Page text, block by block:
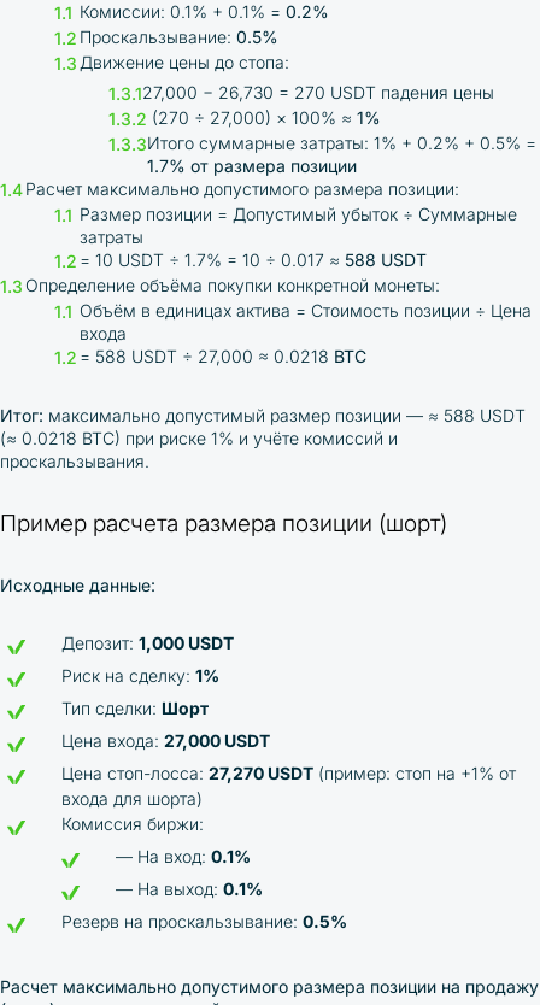
Комиссии: 0.1% + 0.1% = 0.2%
Проскальзывание: 0.5%
Движение цены до стопа:
27,000 − 26,730 = 270 USDT падения цены
(270 ÷ 27,000) × 100% ≈ 1%
Итого суммарные затраты: 1% + 0.2% + 0.5% =
1.7% от размера позиции
Расчет максимально допустимого размера позиции:
Размер позиции = Допустимый убыток ÷ Суммарные
затраты
= 10 USDT ÷ 1.7% = 10 ÷ 0.017 ≈ 588 USDT
Определение объёма покупки конкретной монеты:
Объём в единицах актива = Стоимость позиции ÷ Цена
входа
= 588 USDT ÷ 27,000 ≈ 0.0218 BTC
Итог: максимально допустимый размер позиции — ≈ 588 USDT
(≈ 0.0218 BTC) при риске 1% и учёте комиссий и
проскальзывания.
Пример расчета размера позиции (шорт)
Исходные данные:
Депозит: 1,000 USDT
Риск на сделку: 1%
Тип сделки: Шорт
Цена входа: 27,000 USDT
Цена стоп-лосса: 27,270 USDT (пример: стоп на +1% от
входа для шорта)
Комиссия биржи:
— На вход: 0.1%
— На выход: 0.1%
Резерв на проскальзывание: 0.5%
Расчет максимально допустимого размера позиции на продажу